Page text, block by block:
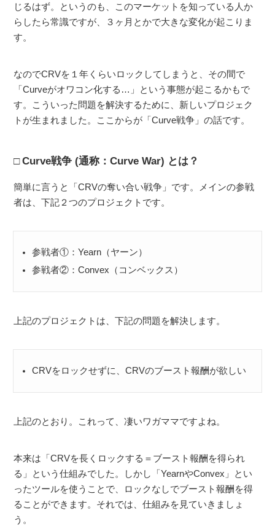
じるはず。というのも、このマーケットを知っている人か
らしたら常識ですが、３ヶ月とかで大きな変化が起こりま
す。
なのでCRVを１年くらいロックしてしまうと、その間で
「Curveがオワコン化する…」という事態が起こるかもで
す。こういった問題を解決するために、新しいプロジェク
トが生まれました。ここからが「Curve戦争」の話です。
Curve戦争 (通称：Curve War) とは？
簡単に言うと「CRVの奪い合い戦争」です。メインの参戦
者は、下記２つのプロジェクトです。
参戦者①：Yearn（ヤーン）
参戦者②：Convex（コンベックス）
上記のプロジェクトは、下記の問題を解決します。
CRVをロックせずに、CRVのブースト報酬が欲しい
上記のとおり。これって、凄いワガママですよね。
本来は「CRVを長くロックする＝ブースト報酬を得られ
る」という仕組みでした。しかし「YearnやConvex」とい
ったツールを使うことで、ロックなしでブースト報酬を得
ることができます。それでは、仕組みを見ていきましょ
う。